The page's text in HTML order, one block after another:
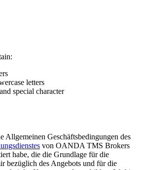
letters
special character
Allgemeinen Geschäftsbedingungen des
von OANDA TMS Brokers
habe, die die Grundlage für die
bezüglich des Angebots und für die